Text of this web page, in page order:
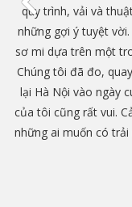
quy trình, vải và
những gợi ý tuyệt
sơ mi dựa trên một
Chúng tôi đã đo,
lại Hà Nội vào ngày
của tôi cũng rất vui.
những ai muốn có trải